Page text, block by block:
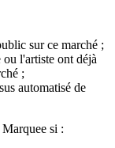
sur ce marché ;
ou l'artiste ont déjà
;
automatisé de
si :